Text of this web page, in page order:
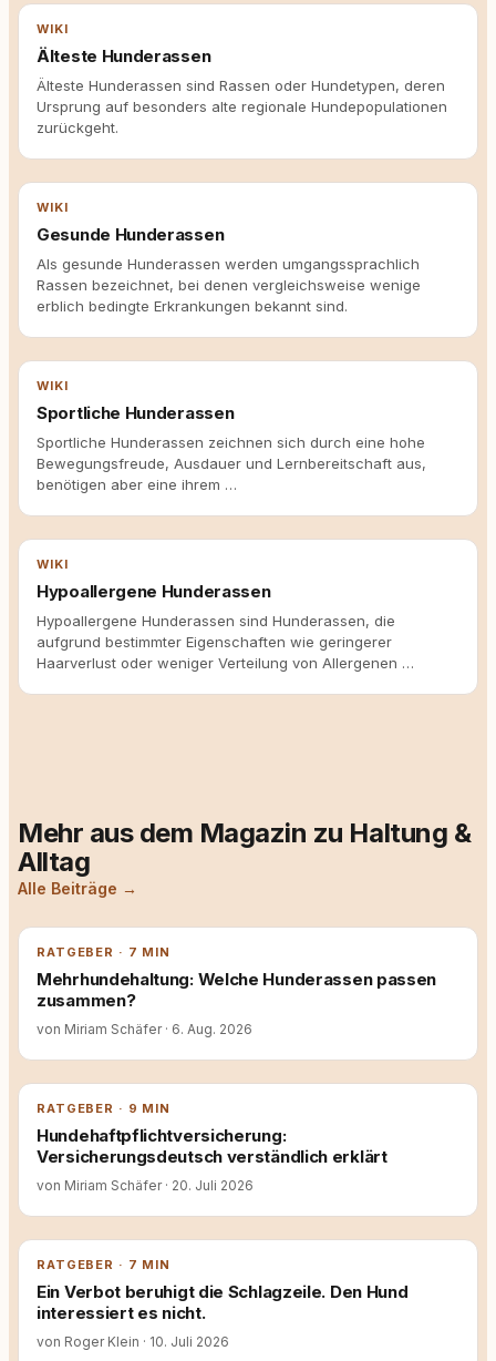
WIKI
Älteste Hunderassen
Älteste Hunderassen sind Rassen oder Hundetypen, deren
Ursprung auf besonders alte regionale Hundepopulationen
zurückgeht.
WIKI
Gesunde Hunderassen
Als gesunde Hunderassen werden umgangssprachlich
Rassen bezeichnet, bei denen vergleichsweise wenige
erblich bedingte Erkrankungen bekannt sind.
WIKI
Sportliche Hunderassen
Sportliche Hunderassen zeichnen sich durch eine hohe
Bewegungsfreude, Ausdauer und Lernbereitschaft aus,
benötigen aber eine ihrem …
WIKI
Hypoallergene Hunderassen
Hypoallergene Hunderassen sind Hunderassen, die
aufgrund bestimmter Eigenschaften wie geringerer
Haarverlust oder weniger Verteilung von Allergenen …
Mehr aus dem Magazin zu Haltung &
Alltag
Alle Beiträge →
RATGEBER · 7 MIN
Mehrhundehaltung: Welche Hunderassen passen
zusammen?
von Miriam Schäfer · 6. Aug. 2026
RATGEBER · 9 MIN
Hundehaftpflichtversicherung:
Versicherungsdeutsch verständlich erklärt
von Miriam Schäfer · 20. Juli 2026
RATGEBER · 7 MIN
Ein Verbot beruhigt die Schlagzeile. Den Hund
interessiert es nicht.
von Roger Klein · 10. Juli 2026